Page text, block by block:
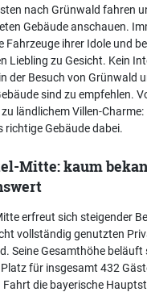
nach Grünwald fahren
Gebäude anschauen.
Fahrzeuge ihrer Idole und
Liebling zu Gesicht. Kein
der Besuch von Grünwald
sind zu empfehlen.
ländlichem Villen-Charme:
richtige Gebäude dabei.
Mitte: kaum
erfreut sich steigender
vollständig genutzten
Seine Gesamthöhe beläuft
für insgesamt 432
Fahrt die bayerische